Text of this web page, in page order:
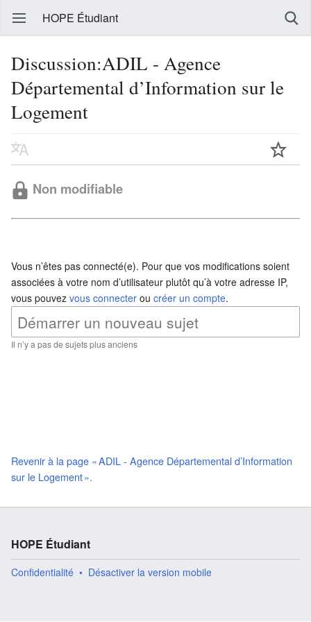
HOPE Étudiant
Discussion:ADIL - Agence
Départemental d’Information sur le
Logement
Non modifiable
Vous n’êtes pas connecté(e). Pour que vos modifications soient
associées à votre nom d’utilisateur plutôt qu’à votre adresse IP,
vous pouvez vous connecter ou créer un compte.
Il n’y a pas de sujets plus anciens
Revenir à la page « ADIL - Agence Départemental d’Information
sur le Logement ».
HOPE Étudiant
Confidentialité Désactiver la version mobile